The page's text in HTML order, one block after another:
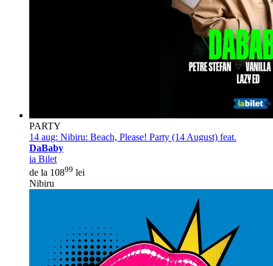
PARTY
14 aug: Nibiru: Beach, Please! Party (14 August) feat.
DaBaby
ia Bilet
de la 10899 lei
Nibiru